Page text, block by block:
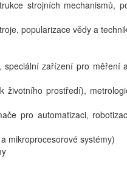
strojních mechanismů,
popularizace vědy a
zařízení pro měření
životního prostředí),
pro automatizaci,
mikroprocesorové systémy)